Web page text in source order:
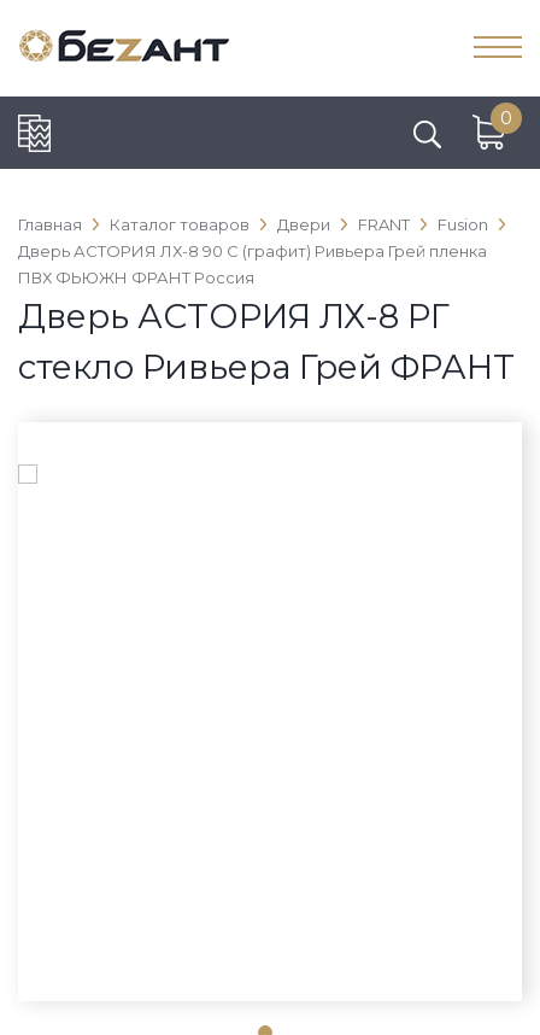
0
Главная Каталог товаров Двери FRANT
Fusion
Дверь АСТОРИЯ ЛХ-8 90 С (графит) Ривьера Грей пленка
ПВХ ФЬЮЖН ФРАНТ Россия
Дверь АСТОРИЯ ЛХ-8 РГ
стекло Ривьера Грей ФРАНТ